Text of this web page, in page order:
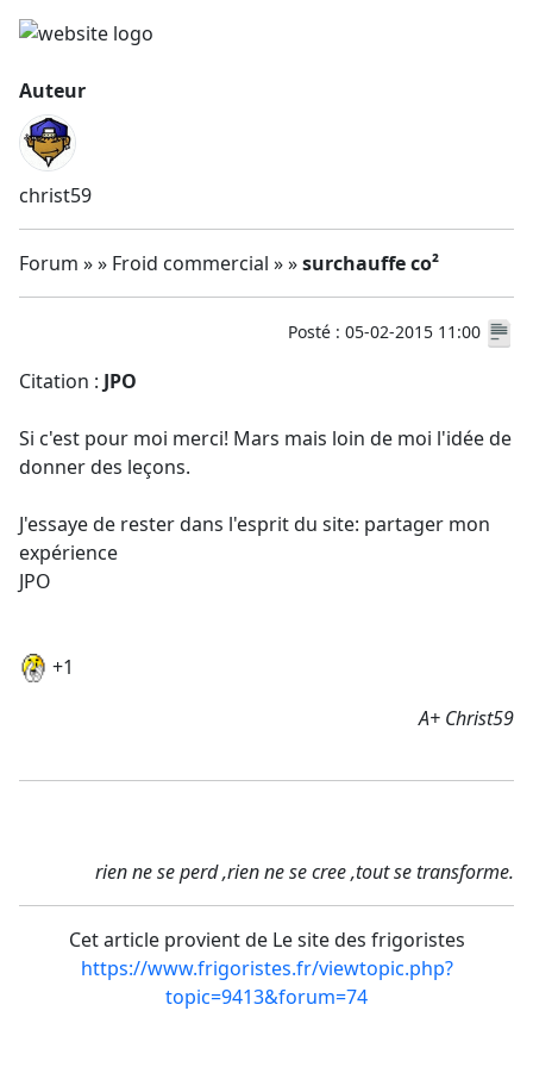
Auteur
christ59
Forum » » Froid commercial » »surchauffe co²
Posté : 05-02-2015 11:00
Citation : JPO
Si c'est pour moi merci! Mars mais loin de moi l'idée de
donner des leçons.
J'essaye de rester dans l'esprit du site: partager mon
expérience
JPO
+1
A+ Christ59
rien ne se perd ,rien ne se cree ,tout se transforme.
Cet article provient de Le site des frigoristes
https://www.frigoristes.fr/viewtopic.php?
topic=9413&forum=74